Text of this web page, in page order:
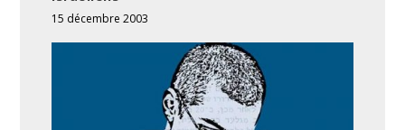
15 décembre 2003